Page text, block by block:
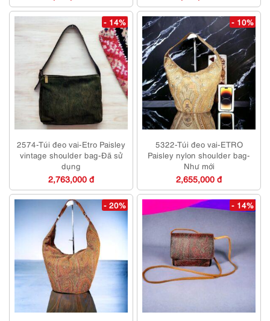
- 14%
2574-Túi đeo vai-Etro Paisley
vintage shoulder bag-Đã sử
dụng
2,763,000 đ
- 10%
5322-Túi đeo vai-ETRO
Paisley nylon shoulder bag-
Như mới
2,655,000 đ
- 20% - 14%